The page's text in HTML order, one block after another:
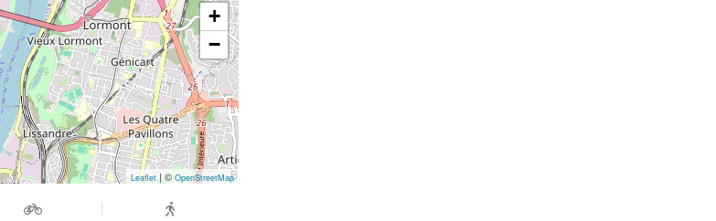
+
−
Leaflet| © OpenStreetMap